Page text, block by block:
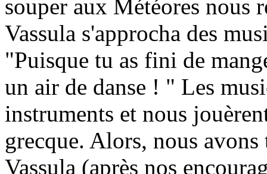
souper aux Météores nous
Vassula s'approcha des
"Puisque tu as fini de
un air de danse ! " Les
instruments et nous
grecque. Alors, nous avons
Vassula (après nos